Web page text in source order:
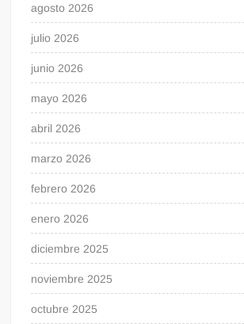
agosto 2026
julio 2026
junio 2026
mayo 2026
abril 2026
marzo 2026
febrero 2026
enero 2026
diciembre 2025
noviembre 2025
octubre 2025